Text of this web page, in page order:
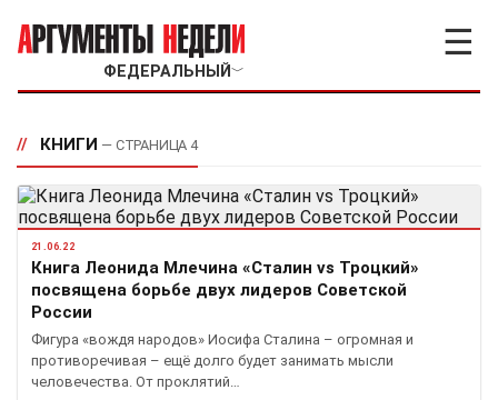
ФЕДЕРАЛЬНЫЙ ﹀
☰
// КНИГИ — СТРАНИЦА 4
21.06.22
Книга Леонида Млечина «Сталин vs Троцкий»
посвящена борьбе двух лидеров Советской
России
Фигура «вождя народов» Иосифа Сталина – огромная и
противоречивая – ещё долго будет занимать мысли
человечества. От проклятий…